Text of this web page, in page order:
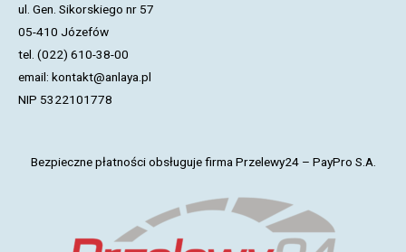
ul. Gen. Sikorskiego nr 57
05-410 Józefów
tel. (022) 610-38-00
email: kontakt@anlaya.pl
NIP 5322101778
Bezpieczne płatności obsługuje firma Przelewy24 – PayPro S.A.